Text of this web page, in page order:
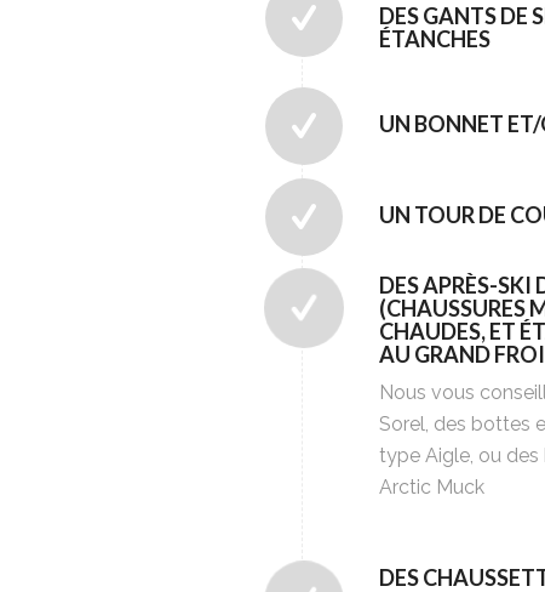
DES GANTS DE
ÉTANCHES
UN BONNET
UN TOUR DE
DES APRÈS-SKI
(CHAUSSURES
CHAUDES, ET
AU GRAND
Nous vous
Sorel, des bottes
type Aigle, ou
Arctic Muck
DES